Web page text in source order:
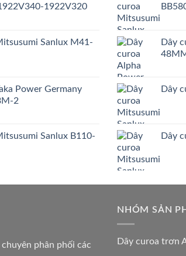
1922V320
Sanlux M41-
Power Germany
2
Sanlux B110-
Dây
Dây
Dây
chuyên phân phối các
NHÓM SẢN
Dây curoa trơn